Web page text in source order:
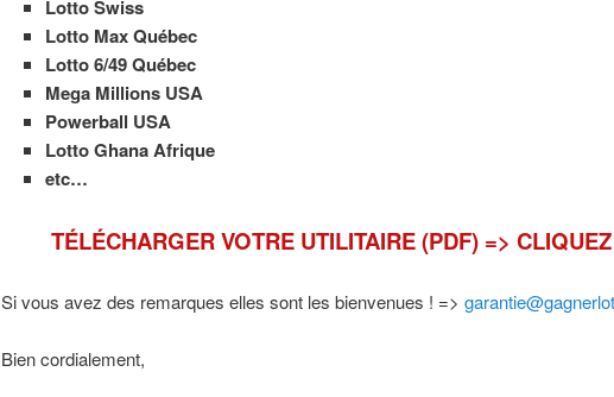
Lotto Swiss
Lotto Max Québec
Lotto 6/49 Québec
Mega Millions USA
Powerball USA
Lotto Ghana Afrique
etc…
TÉLÉCHARGERVOTRE UTILITAIRE (PDF) =>
Si vous avez des remarques elles sont les bienvenues ! =>
Bien cordialement,